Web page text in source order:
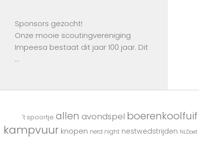
Sponsors gezocht!
Onze mooie scoutingvereniging
Impeesa bestaat dit jaar 100 jaar. Dit
…
't spoortje allen avondspel boerenkoolfuif
kampvuur knopen nerd night nestwedstrijden NLDoet